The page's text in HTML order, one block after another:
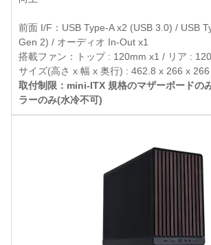
前面 I/F：USB Type-A x2 (USB 3.0) / USB
Gen 2) / オーディオ In-Out x1
搭載ファン：トップ : 120mm x1 / リア :
サイズ(高さ x 幅 x 奥行) : 462.8 x 266 x
取付制限：mini-ITX 規格のマザーボードの
ラーのみ(水冷不可)